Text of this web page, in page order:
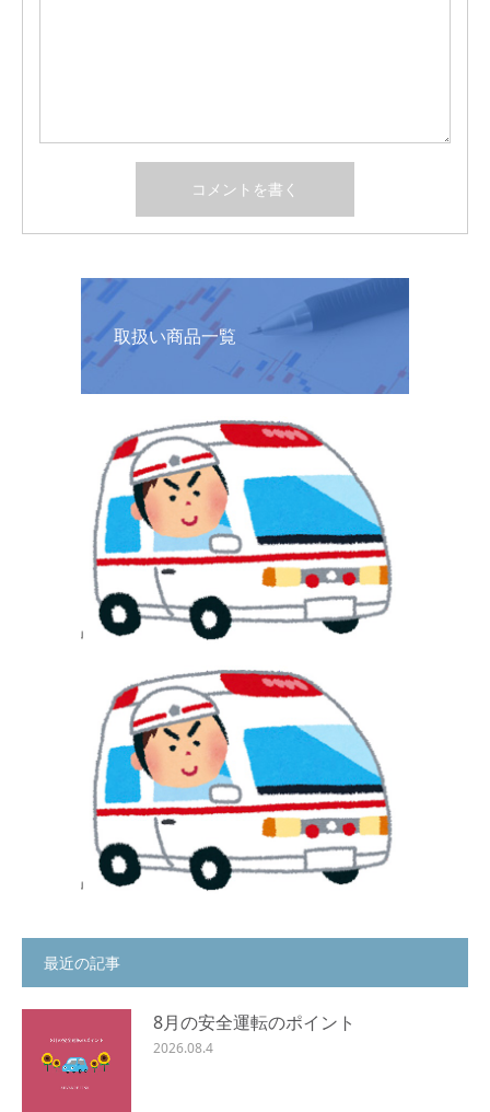
取扱い商品一覧
最近の記事
8月の安全運転のポイント
2026.08.4